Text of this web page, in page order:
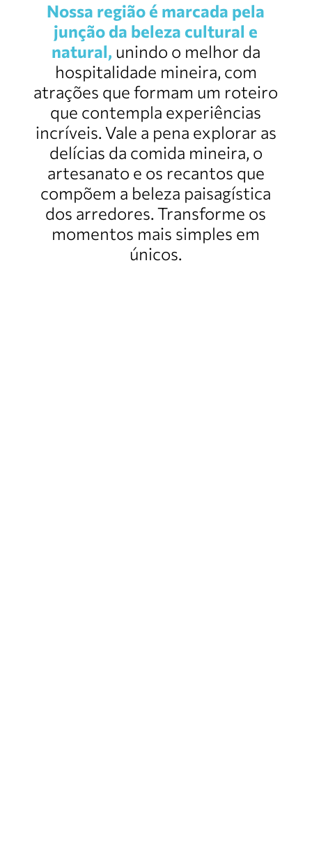
Nossa região é marcada pela
junção da beleza cultural e
natural, unindo o melhor da
hospitalidade mineira, com
atrações que formam um roteiro
que contempla experiências
incríveis. Vale a pena explorar as
delícias da comida mineira, o
artesanato e os recantos que
compõem a beleza paisagística
dos arredores. Transforme os
momentos mais simples em
únicos.